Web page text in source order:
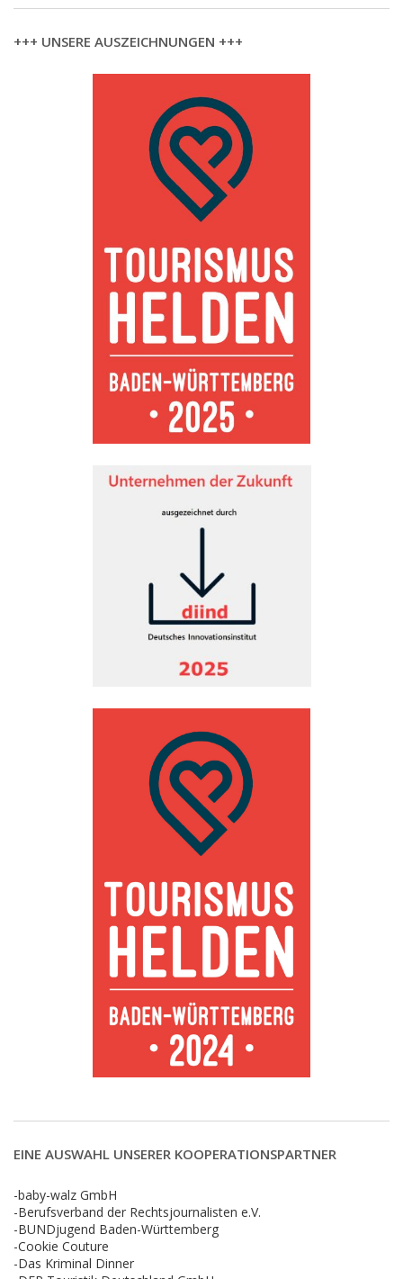
+++ UNSERE AUSZEICHNUNGEN +++
EINE AUSWAHL UNSERER KOOPERATIONSPARTNER
-baby-walz GmbH
-Berufsverband der Rechtsjournalisten e.V.
-BUNDjugend Baden-Württemberg
-Cookie Couture
-Das Kriminal Dinner